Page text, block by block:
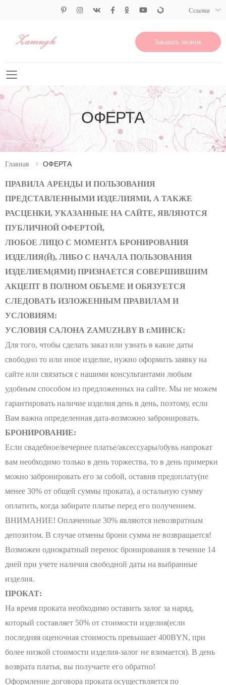
Ссылки
Заказать звонок
Свернуть меню
ОФЕРТА
Главная ОФЕРТА
ПРАВИЛА АРЕНДЫ И ПОЛЬЗОВАНИЯ
ПРЕДСТАВЛЕННЫМИ ИЗДЕЛИЯМИ, А ТАКЖЕ
РАСЦЕНКИ, УКАЗАННЫЕ НА САЙТЕ, ЯВЛЯЮТСЯ
ПУБЛИЧНОЙ ОФЕРТОЙ,
ЛЮБОЕ ЛИЦО С МОМЕНТА БРОНИРОВАНИЯ
ИЗДЕЛИЯ(Й), ЛИБО С НАЧАЛА ПОЛЬЗОВАНИЯ
ИЗДЕЛИЕМ(ЯМИ) ПРИЗНАЕТСЯ СОВЕРШИВШИМ
АКЦЕПТ В ПОЛНОМ ОБЪЕМЕ И ОБЯЗУЕТСЯ
СЛЕДОВАТЬ ИЗЛОЖЕННЫМ ПРАВИЛАМ И
УСЛОВИЯМ:
УСЛОВИЯ САЛОНА ZAMUZH.BY В г.МИНСК:
Для того, чтобы сделать заказ или узнать в какие даты
свободно то или иное изделие, нужно оформить заявку на
сайте или связаться с нашими консультантами любым
удобным способом из предложенных на сайте. Мы не можем
гарантировать наличие изделия день в день, поэтому, если
Вам важна определенная дата-возможно забронировать.
БРОНИРОВАНИЕ:
Если свадебное/вечернее платье/аксессуары/обувь напрокат
вам необходимо только в день торжества, то в день примерки
можно забронировать его за собой, оставив предоплату(не
менее 30% от общей суммы проката), а остальную сумму
оплатить, когда забирате платье перед его получением.
ВНИМАНИЕ! Оплаченные 30% являются невозвратным
депозитом. В случае отмены брони сумма не возвращается!
Возможен однократный перенос бронирования в течение 14
дней при учете наличия свободной даты на выбранные
изделия.
ПРОКАТ:
На время проката необходимо оставить залог за наряд,
который составляет 50% от стоимости изделия(если
последняя оценочная стоимость превышает 400BYN, при
более низкой стоимости изделия-залог не взимается). В день
возврата платья, вы получаете его обратно!
Оформление договора проката осуществляется по